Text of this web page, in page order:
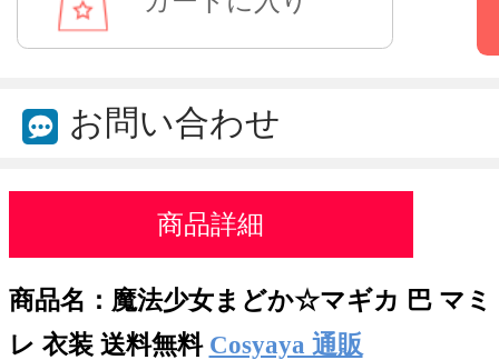
お問い合わせ
商品詳細
商品名：魔法少女まどか☆マギカ 巴 マ
レ 衣装送料無料 Cosyaya 通販